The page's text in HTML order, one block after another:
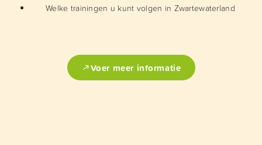
Welke trainingen u kunt volgen in Zwartewaterland
Voer meer informatie